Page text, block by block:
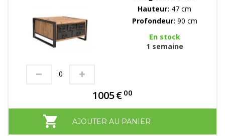
Hauteur: 47 cm
Profondeur: 90 cm
En stock
1 semaine
1005€ 00
AJOUTER AU PANIER